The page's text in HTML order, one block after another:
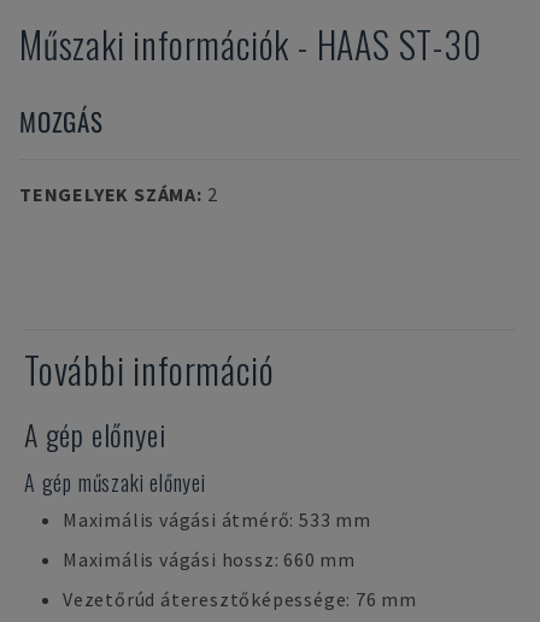
Műszaki információk - HAAS ST-30
MOZGÁS
TENGELYEK SZÁMA: 2
További információ
A gép előnyei
A gép műszaki előnyei
Maximális vágási átmérő: 533 mm
Maximális vágási hossz: 660 mm
Vezetőrúd áteresztőképessége: 76 mm